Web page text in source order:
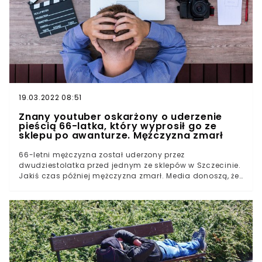
19.03.2022 08:51
Znany youtuber oskarżony o uderzenie
pieścią 66-latka, który wyprosił go ze
sklepu po awanturze. Mężczyzna zmarł
66-letni mężczyzna został uderzony przez
dwudziestolatka przed jednym ze sklepów w Szczecinie.
Jakiś czas później mężczyzna zmarł. Media donoszą, że
pobicia? Do incydentu doszło 2 stycznia ubiegłego roku
przy ul. Pokoju w Szczecinie. Do sklepu "Społem" wszedł
młody mężczyzna, który próbował nagrać telefonem
filmik, zamierzając umieścić go później w Internecie.
Ekspedientki pracujące w sklepie nie wyraziły na to
zgody, ale ten nie przejmował się ich dezaprobatą. Do